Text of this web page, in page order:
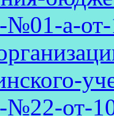
№01-а-
№22-от-